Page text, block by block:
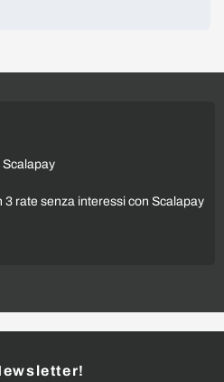
rate senza interessi con Scalapay